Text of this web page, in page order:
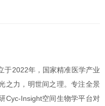
于2022年，国家精准医学产业
之力，明世间之理。专注全景
Cyc-Insight空间生物学平台对